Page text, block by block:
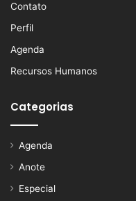
Contato
Perfil
Agenda
Recursos Humanos
Categorias
Agenda
Anote
Especial